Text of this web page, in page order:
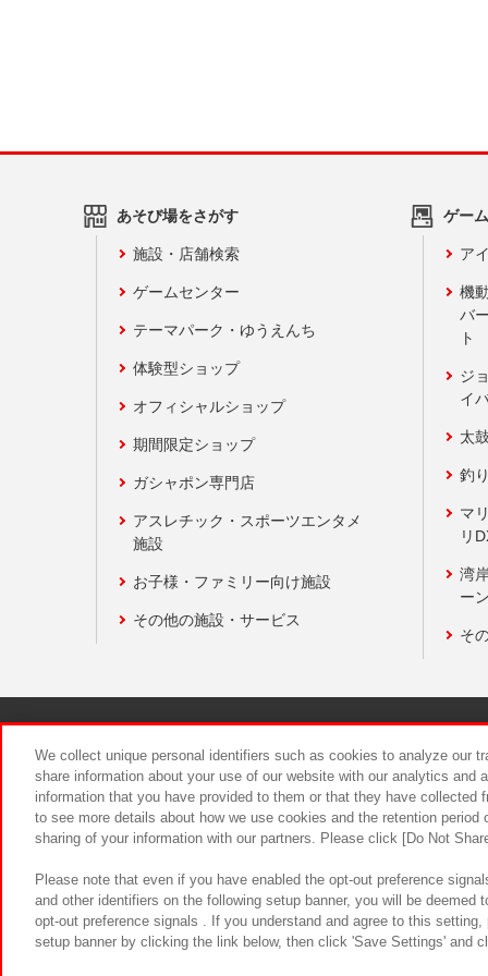
あそび場をさがす
施設・店舗検索
ゲームセンター
テーマパーク・ゆうえんち
体験型ショップ
オフィシャルショップ
期間限定ショップ
ガシャポン専門店
アスレチック・スポーツエンタメ
施設
お子様・ファミリー向け施設
その他の施設・サービス
ゲー
ア
機
バ
ト
ジ
イ
太
釣
マ
リ
湾
ー
そ
食品のご
We collect unique personal identifiers such as cookies to analyze our
share information about your use of our website with our analytics and
information that you have provided to them or that they have
to see more details about how we use cookies and the retention
sharing of your information with our partners. Please click [Do Not
Please note that even if you have enabled the opt-out preference
and other identifiers on the following setup banner, you will be
opt-out preference signals . If you understand and agree to this
setup banner by clicking the link below, then click 'Save Settings' and